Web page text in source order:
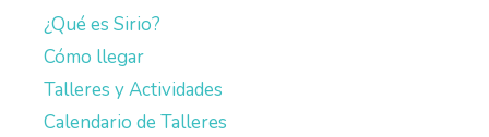
¿Qué es Sirio?
Cómo llegar
Talleres y Actividades
Calendario de Talleres